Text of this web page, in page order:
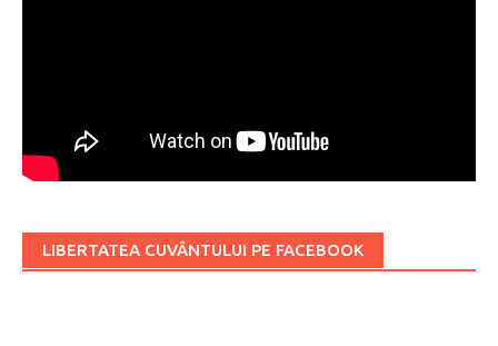
LIBERTATEA CUVÂNTULUI PE FACEBOOK